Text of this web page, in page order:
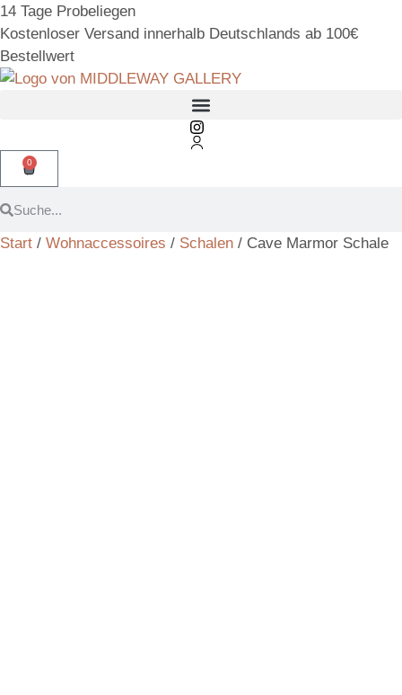
14 Tage Probeliegen
Kostenloser Versand innerhalb Deutschlands ab 100€
Bestellwert
0
Start / Wohnaccessoires / Schalen / Cave Marmor Schale